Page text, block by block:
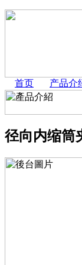
首页 产品介
径向内缩筒